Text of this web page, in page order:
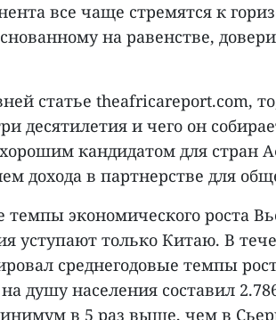
все чаще стремятся к
на равенстве,
статье theafricareport.com,
десятилетия и чего он
хорошим кандидатом для стран
дохода в партнерстве для
экономического роста
уступают только Китаю. В
среднегодовые темпы
душу населения составил
в 5 раз выше, чем в